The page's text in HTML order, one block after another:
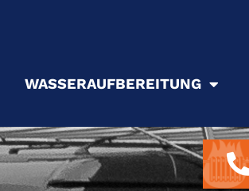
WASSERAUFBEREITUNG